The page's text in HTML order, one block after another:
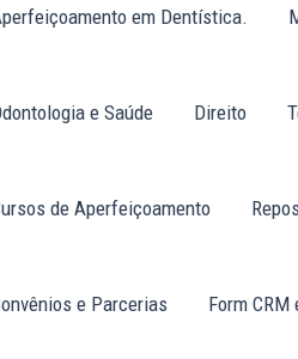
em Dentística.
e Saúde Direito
de Aperfeiçoamento
e Parcerias Form CRM